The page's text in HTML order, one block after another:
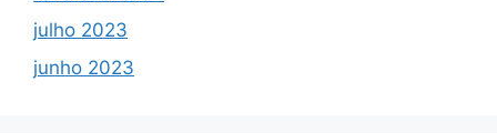
julho 2023
junho 2023